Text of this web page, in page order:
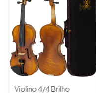
Violino 4/4 Brilho